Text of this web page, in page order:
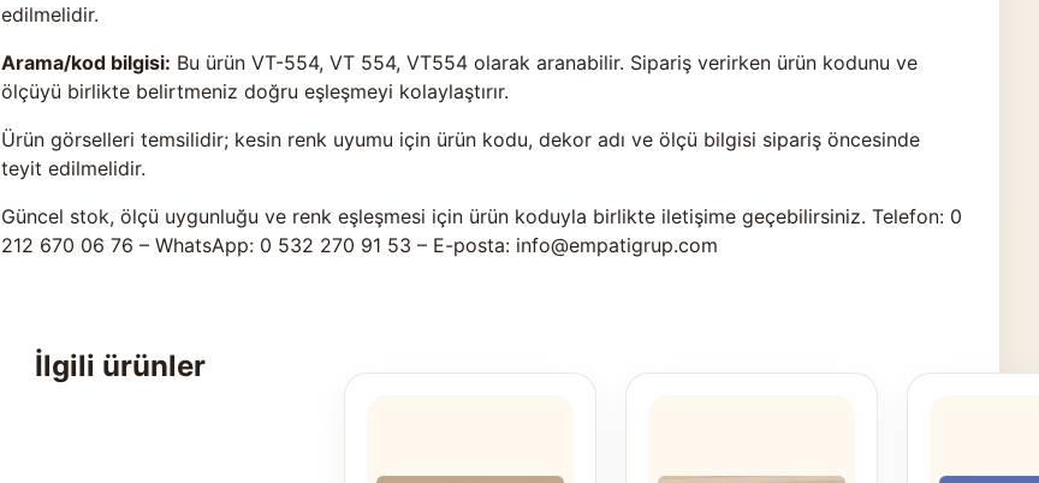
edilmelidir.
Arama/kod bilgisi: Bu ürün VT-554, VT 554, VT554 olarak aranabilir. Sipariş verirken ürün kodunu ve
ölçüyü birlikte belirtmeniz doğru eşleşmeyi kolaylaştırır.
Ürün görselleri temsilidir; kesin renk uyumu için ürün kodu, dekor adı ve ölçü bilgisi sipariş öncesinde
teyit edilmelidir.
Güncel stok, ölçü uygunluğu ve renk eşleşmesi için ürün koduyla birlikte iletişime geçebilirsiniz. Telefon: 0
212 670 06 76 – WhatsApp: 0 532 270 91 53 – E-posta: info@empatigrup.com
İlgili ürünler